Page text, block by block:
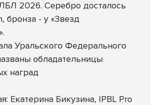
2026. Серебро досталось
бронза - у «Звезд
Уральского Федерального
обладательницы
наград
Екатерина Бикузина, IPBL Pro